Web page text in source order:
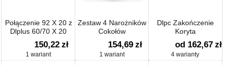
Połączenie 92 X 20 z
Dlplus 60/70 X 20
150,22 zł
1 wariant
Zestaw 4 Narożników
Cokołów
154,69 zł
1 wariant
Dlpc Zakończenie
Koryta
od 162,67 zł
4 warianty